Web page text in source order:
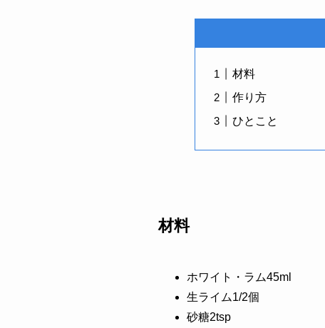
材料
作り方
ひとこと
材料
ホワイト・ラム45ml
生ライム1/2個
砂糖2tsp